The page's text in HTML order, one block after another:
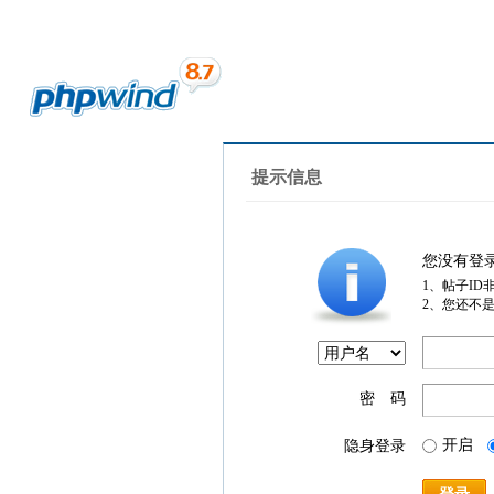
提示信息
您没有登
1、帖子ID
2、您还不
密 码
隐身登录 开启